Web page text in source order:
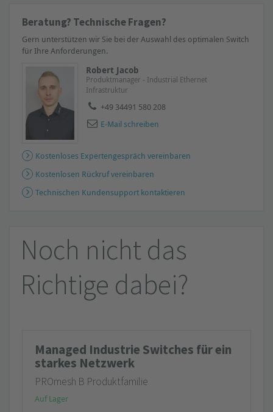
Beratung? Technische Fragen?
Gern unterstützen wir Sie bei der Auswahl des optimalen Switch
für Ihre Anforderungen.
Robert Jacob
Produktmanager - Industrial Ethernet
Infrastruktur
+49 34491 580 208
E-Mail schreiben
Kostenloses Expertengespräch vereinbaren
Kostenlosen Rückruf vereinbaren
Technischen Kundensupport kontaktieren
Noch nicht das
Richtige dabei?
Managed Industrie Switches für ein
starkes Netzwerk
PROmesh B Produktfamilie
Auf Lager